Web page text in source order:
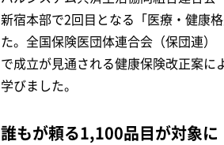
新宿本部で2回目となる「医療・健康
た。全国保険医団体連合会（保団連）
で成立が見通される健康保険改正案
学びました。
誰もが頼る1,100品目が対象に